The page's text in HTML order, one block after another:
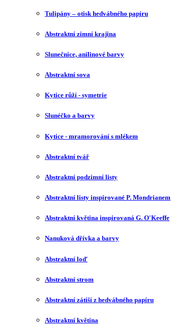
Tulipány – otisk hedvábného papíru
Abstraktní zimní krajina
Slunečnice, anilinové barvy
Abstraktní sova
Kytice růží - symetrie
Slunéčko a barvy
Kytice - mramorování s mlékem
Abstraktní tvář
Abstraktní podzimní listy
Abstraktní listy inspirované P. Mondrianem
Abstraktní květina inspirovaná G. O′Keeffe
Nanuková dřívka a barvy
Abstraktní loď
Abstraktní strom
Abstraktní zátiší z hedvábného papíru
Abstraktní květina